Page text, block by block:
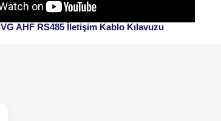
AHF RS485 İletişim Kablo Kılavuzu